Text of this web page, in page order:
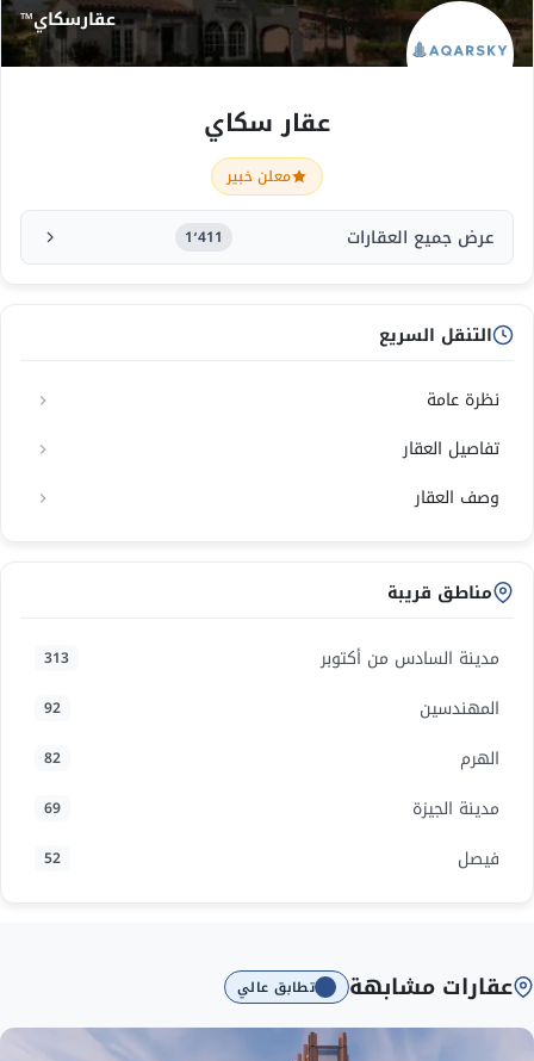
عقارسكاي™
عقار سكاي
معلن خبير
عرض جميع العقارات 1٬411
التنقل السريع
نظرة عامة
تفاصيل العقار
وصف العقار
مناطق قريبة
مدينة السادس من أكتوبر 313
المهندسين 92
الهرم 82
مدينة الجيزة 69
فيصل 52
عقارات مشابهة تطابق عالي